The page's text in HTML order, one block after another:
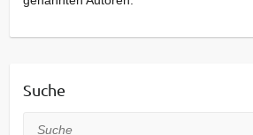
Suche
Suche